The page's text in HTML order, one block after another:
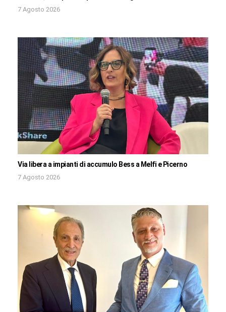
7 Agosto 2026
Via libera a impianti di accumulo Bess a Melfi e Picerno
7 Agosto 2026